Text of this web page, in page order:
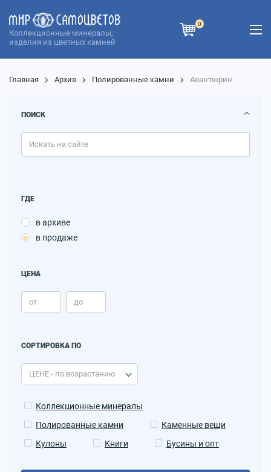
Коллекционные минералы,
изделия из цветных камней
0
Главная Архив Полированные камни Авантюрин
ПОИСК
ГДЕ
в архиве
в продаже
ЦЕНА
СОРТИРОВКА ПО
Коллекционные минералы
Полированные камни
Каменные вещи
Кулоны
Книги Бусины и опт